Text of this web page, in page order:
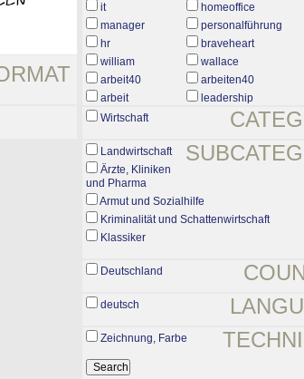
it
homeoffice
manager
personalführung
hr
braveheart
william
wallace
arbeit40
arbeiten40
arbeit
leadership
Wirtschaft
Landwirtschaft
Ärzte, Kliniken
und Pharma
Armut und Sozialhilfe
Kriminalität und Schattenwirtschaft
Klassiker
Deutschland
deutsch
Zeichnung, Farbe